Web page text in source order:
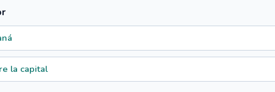
la capital